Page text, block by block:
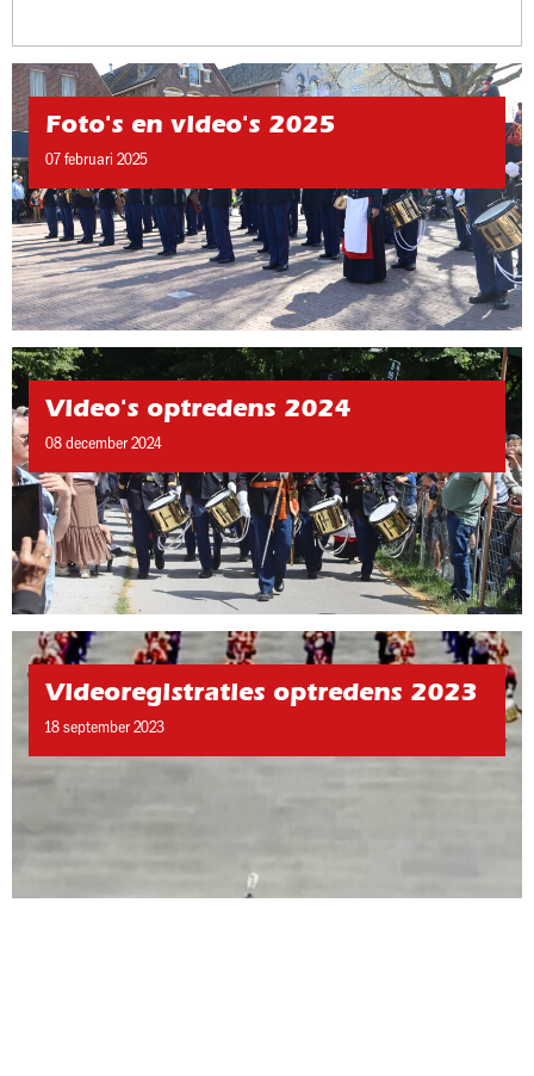
Foto's en video's 2025
07 februari 2025
Video's optredens 2024
08 december 2024
Videoregistraties optredens 2023
18 september 2023